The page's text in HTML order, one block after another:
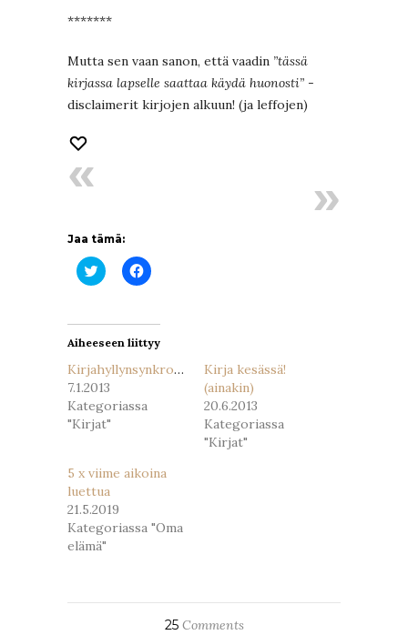
*******
Mutta sen vaan sanon, että vaadin ”tässä
kirjassa lapselle saattaa käydä huonosti” -
disclaimerit kirjojen alkuun! (ja leffojen)
Jaa tämä:
Jaa
Twitterissä(Avautuu
Jaa
Facebookissa(Avautuu
Aiheeseen liittyy
Kirjahyllynsynkronointiproblematiikkaa
7.1.2013
Kategoriassa
"Kirjat"
Kirja kesässä!
(ainakin)
20.6.2013
Kategoriassa
"Kirjat"
5 x viime aikoina
luettua
21.5.2019
Kategoriassa "Oma
elämä"
25Comments